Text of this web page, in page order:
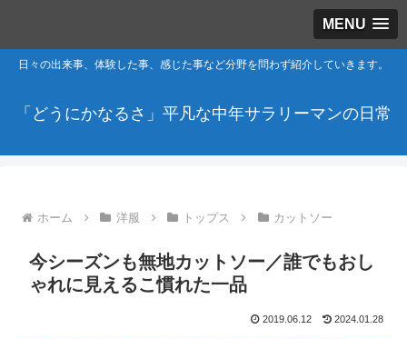
MENU
日々の出来事、体験した事、感じた事など分野を問わず紹介していきます。
「どうにかなるさ」平凡な中年サラリーマンの日常
ホーム 洋服 トップス カットソー
今シーズンも無地カットソー／誰でもおし
ゃれに見えるこ慣れた一品
2019.06.12 2024.01.28